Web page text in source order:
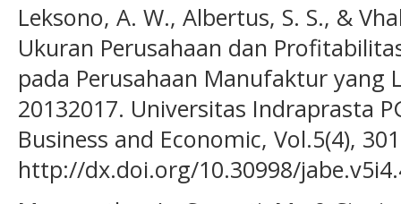
Leksono, A. W., Albertus, S. S., &
Ukuran Perusahaan dan
pada Perusahaan Manufaktur yang
20132017. Universitas Indraprasta
Business and Economic, Vol.5(4),
http://dx.doi.org/10.30998/